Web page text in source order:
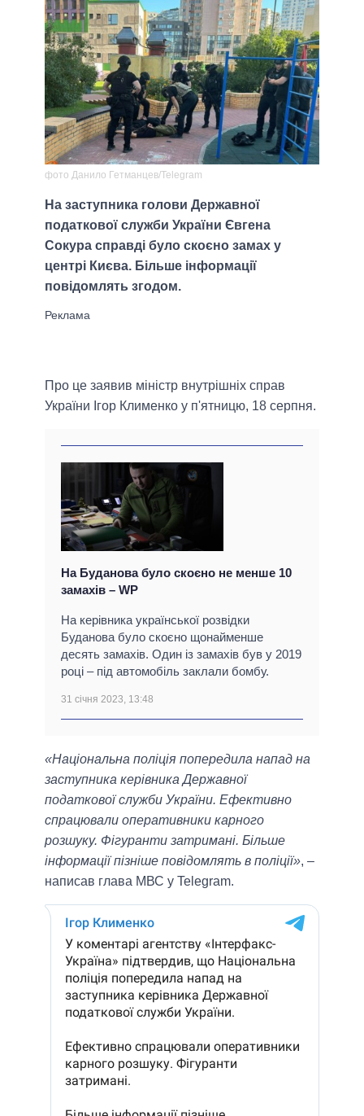
фото Данило Гетманцев/Telegram
На заступника голови Державної
податкової служби України Євгена
Сокура справді було скоєно замах у
центрі Києва. Більше інформації
повідомлять згодом.
Про це заявив міністр внутрішніх справ
України Ігор Клименко у п'ятницю, 18 серпня.
На Буданова було скоєно не менше 10
замахів – WP
На керівника української розвідки
Буданова було скоєно щонайменше
десять замахів. Один із замахів був у 2019
році – під автомобіль заклали бомбу.
31 січня 2023, 13:48
«Національна поліція попередила напад на
заступника керівника Державної
податкової служби України. Ефективно
спрацювали оперативники карного
розшуку. Фігуранти затримані. Більше
інформації пізніше повідомлять в поліції», –
написав глава МВС у Telegram.